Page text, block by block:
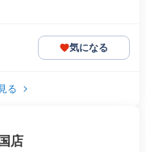
気になる
る
店